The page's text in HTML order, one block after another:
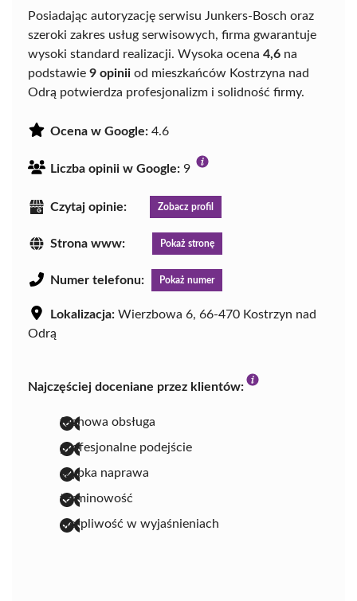
Posiadając autoryzację serwisu Junkers-Bosch oraz
szeroki zakres usług serwisowych, firma gwarantuje
wysoki standard realizacji. Wysoka ocena 4,6 na
podstawie 9 opinii od mieszkańców Kostrzyna nad
Odrą potwierdza profesjonalizm i solidność firmy.
Ocena w Google: 4.6
Liczba opinii w Google: 9
Czytaj opinie: Zobacz profil
Strona www: Pokaż stronę
Numer telefonu: Pokaż numer
Lokalizacja: Wierzbowa 6, 66-470 Kostrzyn nad
Odrą
Najczęściej doceniane przez klientów:
fachowa obsługa
profesjonalne podejście
szybka naprawa
terminowość
cierpliwość w wyjaśnieniach